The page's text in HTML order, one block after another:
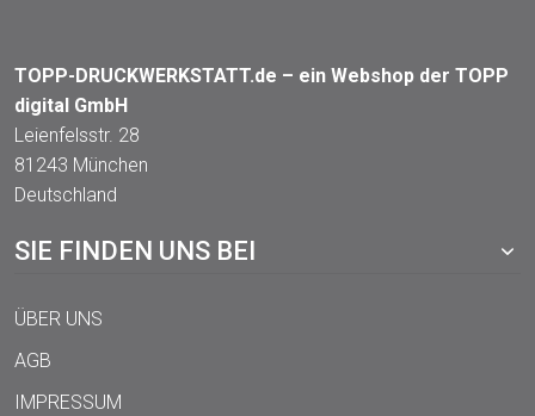
TOPP-DRUCKWERKSTATT.de – ein Webshop der TOPP
digital GmbH
Leienfelsstr. 28
81243 München
Deutschland
SIE FINDEN UNS BEI
ÜBER UNS
AGB
IMPRESSUM